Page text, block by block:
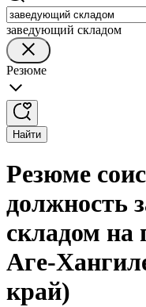
заведующий складом
Резюме
Найти
Резюме
должность
складом на
Аге-
край)